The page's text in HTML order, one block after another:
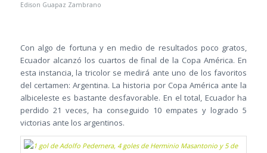
Edison Guapaz Zambrano
Con algo de fortuna y en medio de resultados poco gratos,
Ecuador alcanzó los cuartos de final de la Copa América. En
esta instancia, la tricolor se medirá ante uno de los favoritos
del certamen: Argentina. La historia por Copa América ante la
albiceleste es bastante desfavorable. En el total, Ecuador ha
perdido 21 veces, ha conseguido 10 empates y logrado 5
victorias ante los argentinos.